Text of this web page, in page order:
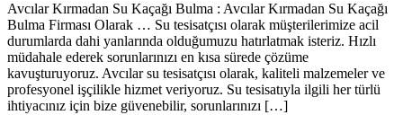
Avcılar Kırmadan Su Kaçağı Bulma : Avcılar Kırmadan Su Kaçağı
Bulma Firması Olarak … Su tesisatçısı olarak müşterilerimize acil
durumlarda dahi yanlarında olduğumuzu hatırlatmak isteriz. Hızlı
müdahale ederek sorunlarınızı en kısa sürede çözüme
kavuşturuyoruz. Avcılar su tesisatçısı olarak, kaliteli malzemeler ve
profesyonel işçilikle hizmet veriyoruz. Su tesisatıyla ilgili her türlü
ihtiyacınız için bize güvenebilir, sorunlarınızı […]